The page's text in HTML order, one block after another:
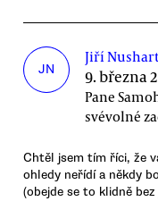
JN
Jiří
9. března
Pane
svévolné
Chtěl jsem tím říci, že
ohledy neřídí a někdy
(obejde se to klidně